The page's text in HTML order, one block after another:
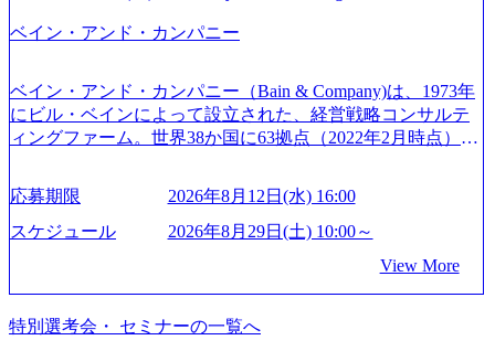
ションサーチになります。 ご経験やスキル、そして適性や
きます。 ※本求人はレバテック株式会社の雇用となりま
す。 ※案件によっては客先に出向いての作業も発生しま
す。 ＜ITコンサルタント＞ Webアプリケーション、SaaS系
模基幹システムにおける最上流のPoC(概念実証)支援から構
想策定、開発マネジメント支援までを一気通貫で担当して
います。 生成AIなどの最新技術とシステムを活用し、顧客
の業務革新と効率化の実現に貢献します。 ＜PL/PM＞ 顧客
の要望を深くヒアリングし、企画構想からアジャイル開発
による開発支援までを一気通貫で推進していただきます。
プロジェクト提案・推進の中核として、企画・要件定義か
する「保安ネット」を構築。省庁DXの先進事例を実現 (http
ry-safety-network)（公共サービス） カルビー：SAP HANAの
導入で基幹システムを刷新 (https://www.accenture.com/jp-ja/ca
se-studies/consumer-goods-services/calbee)（消費財・サービ
る 日本では2.3万人以上の従業員を擁しており(会計系BIG4
を上回る規模感)、営業利益率も約15％と驚異的な数字とな
を遂げていることから、今後も高い成長が見込まれる 多く
の技術者を抱えており、アビームコンサルティングに続い
て日本国内2番目にSAP認定コンサルタント制度の有資格者
数が多く、特にIT領域に強みを持つ グローバルのポジショ
定コンサルタント資格を取得している また、日本国内企業
資格も保有、さまざまな業界・業種でのプロジェクト実績
と蓄積されたノウハウを基に独自の方法論やテンプレート
を開発し、それらを活用してお客様に最適なSAPコンサル
ティングサービスを提供する https://storage.googleapis.com/our
96dc8f2-7d54-42b9-a7ae-8c532c52d3d8_1200x678.webp アビー
ムコンサルティング会社資料 (https://www.abeam.com/content/
dam/abeam/jp/ja/about/company/ABeamConsultingCompanyProfil
e_jpn_4.pdf) 『SAP AWARD OF EXCELLENCE 2024』にお
ルティング、社員の健康改善を支援 食事・睡眠など可視
ベイン・アンド・カンパニー
ベイン・アンド・カンパニー（Bain & Company)は、1973年
にビル・ベインによって設立された、経営戦略コンサルテ
ィングファーム。世界38か国に63拠点（2022年2月時点）、
アントにお届けするのは単なるレポートではなく、『結
果』である。」この原則のもと、ベインは1973年に創業さ
れた。クライアントが不確かな未来の中、競争に勝てるよ
に、提言を具体的な行動に落とし込んでいる。 徹底した
「結果主義」を標榜。クライアントのフルポテンシャル実
現を目標に、具体的に目に見える成果を出すことを信条と
応募期限
2026年8月12日(水) 16:00
スケジュール
2026年8月29日(土) 10:00～
View More
特別選考会・ セミナーの一覧へ